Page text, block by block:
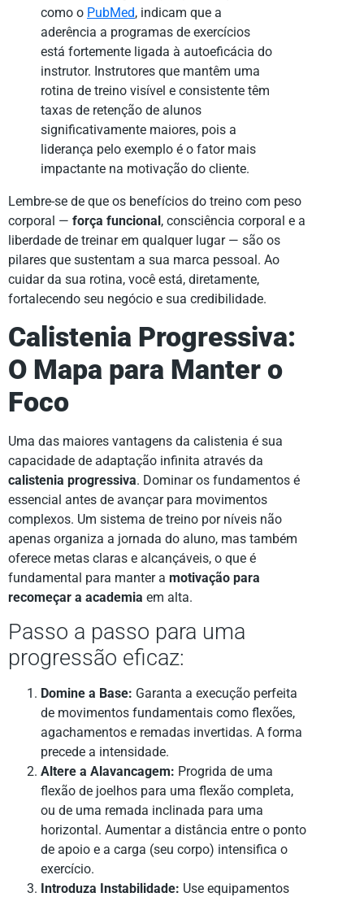
como o PubMed, indicam que a
aderência a programas de exercícios
está fortemente ligada à autoeficácia do
instrutor. Instrutores que mantêm uma
rotina de treino visível e consistente têm
taxas de retenção de alunos
significativamente maiores, pois a
liderança pelo exemplo é o fator mais
impactante na motivação do cliente.
Lembre-se de que os benefícios do treino com peso
corporal — força funcional , consciência corporal e a
liberdade de treinar em qualquer lugar — são os
pilares que sustentam a sua marca pessoal. Ao
cuidar da sua rotina, você está, diretamente,
fortalecendo seu negócio e sua credibilidade.
Calistenia Progressiva:
O Mapa para Manter o
Foco
Uma das maiores vantagens da calistenia é sua
capacidade de adaptação infinita através da
calistenia progressiva. Dominar os fundamentos é
essencial antes de avançar para movimentos
complexos. Um sistema de treino por níveis não
apenas organiza a jornada do aluno, mas também
oferece metas claras e alcançáveis, o que é
fundamental para manter a motivação para
recomeçar a academia em alta.
Passo a passo para uma
progressão eficaz:
Domine a Base: Garanta a execução perfeita
de movimentos fundamentais como flexões,
agachamentos e remadas invertidas. A forma
precede a intensidade.
Altere a Alavancagem: Progrida de uma
flexão de joelhos para uma flexão completa,
ou de uma remada inclinada para uma
horizontal. Aumentar a distância entre o ponto
de apoio e a carga (seu corpo) intensifica o
exercício.
Introduza Instabilidade: Use equipamentos